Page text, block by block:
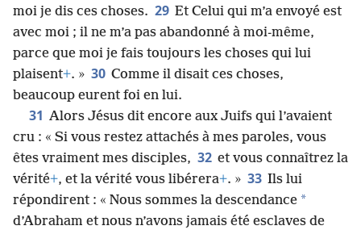
moi je dis ces choses. 29 Et Celui qui m’a envoyé est
avec moi ; il ne m’a pas abandonné à moi-même,
parce que moi je fais toujours les choses qui lui
plaisent+. » 30 Comme il disait ces choses,
beaucoup eurent foi en lui.
31 Alors Jésus dit encore aux Juifs qui l’avaient
cru : « Si vous restez attachés à mes paroles, vous
êtes vraiment mes disciples, 32 et vous connaîtrez la
vérité+, et la vérité vous libérera+. » 33 Ils lui
répondirent : « Nous sommes la descendance *
d’Abraham et nous n’avons jamais été esclaves de